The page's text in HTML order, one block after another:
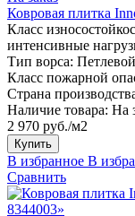
Ковровая плитка
Класс
интенсивные
Тип ворса: Петлевой
Класс пожарной
Страна
Наличие товара: На
2 970 руб./м2
Купить
В избранное В
Сравнить